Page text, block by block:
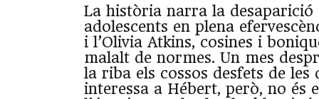
La història narra la desaparició
adolescents en plena
i l’Olivia Atkins, cosines i
malalt de normes. Un mes
la riba els cossos desfets de les
interessa a Hébert, però, no és